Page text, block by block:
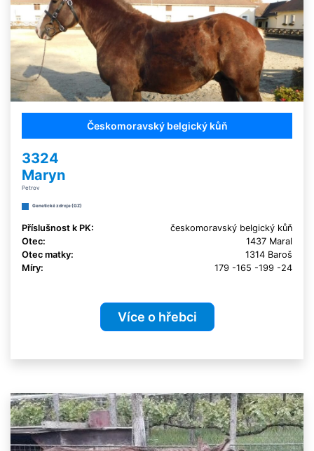
Českomoravský belgický kůň
3324
Maryn
Petrov
Genetické zdroje (GZ)
Příslušnost k PK:
českomoravský belgický kůň
Otec:
1437 Maral
Otec matky:
1314 Baroš
Míry:
179 -165 -199 -24
Více o hřebci